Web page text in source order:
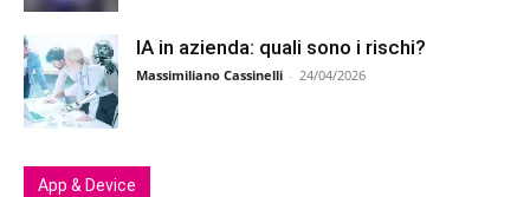
IA in azienda: quali sono i rischi?
Massimiliano Cassinelli - 24/04/2026
App & Device